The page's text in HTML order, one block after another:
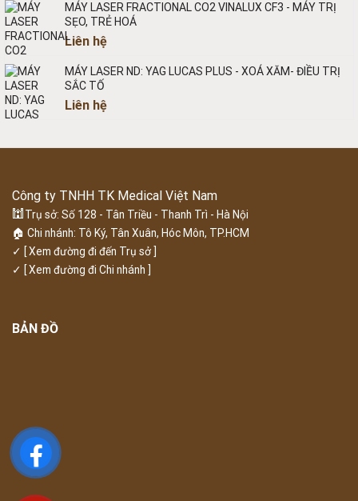
MÁY LASER FRACTIONAL CO2 VINALUX CF3 - MÁY TRỊ
SẸO, TRẺ HOÁ
Liên hệ
MÁY LASER ND: YAG LUCAS PLUS - XOÁ XĂM- ĐIỀU TRỊ
SẮC TỐ
Liên hệ
Công ty TNHH TK Medical Việt Nam
🕍 Trụ sở: Số 128 - Tân Triều - Thanh Trì - Hà Nội
🏠 Chi nhánh: Tô Ký, Tân Xuân, Hóc Môn, TP.HCM
✓ [ Xem đường đi đến Trụ sở ]
✓ [ Xem đường đi Chi nhánh ]
BẢN ĐỒ